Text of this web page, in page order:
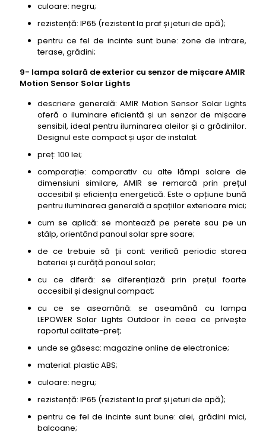
culoare: negru;
rezistență: IP65 (rezistent la praf și jeturi de apă);
pentru ce fel de incinte sunt bune: zone de intrare,
terase, grădini;
9- lampa solară de exterior cu senzor de mișcare AMIR
Motion Sensor Solar Lights
descriere generală: AMIR Motion Sensor Solar Lights
oferă o iluminare eficientă și un senzor de mișcare
sensibil, ideal pentru iluminarea aleilor și a grădinilor.
Designul este compact și ușor de instalat.
preț: 100 lei;
comparație: comparativ cu alte lămpi solare de
dimensiuni similare, AMIR se remarcă prin prețul
accesibil și eficiența energetică. Este o opțiune bună
pentru iluminarea generală a spațiilor exterioare mici;
cum se aplică: se montează pe perete sau pe un
stâlp, orientând panoul solar spre soare;
de ce trebuie să ții cont: verifică periodic starea
bateriei și curăță panoul solar;
cu ce diferă: se diferențiază prin prețul foarte
accesibil și designul compact;
cu ce se aseamănă: se aseamănă cu lampa
LEPOWER Solar Lights Outdoor în ceea ce privește
raportul calitate-preț;
unde se găsesc: magazine online de electronice;
material: plastic ABS;
culoare: negru;
rezistență: IP65 (rezistent la praf și jeturi de apă);
pentru ce fel de incinte sunt bune: alei, grădini mici,
balcoane;